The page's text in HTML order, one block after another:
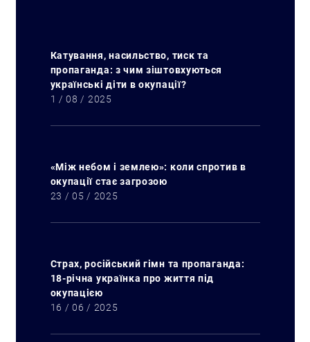
Катування, насильство, тиск та
пропаганда: з чим зіштовхуються
українські діти в окупації?
1 / 08 / 2025
«Між небом і землею»: коли спротив в
окупації стає загрозою
23 / 05 / 2025
Страх, російський гімн та пропаганда:
18-річна українка про життя під
окупацією
16 / 06 / 2025